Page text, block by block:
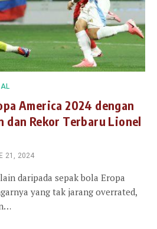
America 2024 dengan
dan Rekor Terbaru Lionel
21, 2024
daripada sepak bola Eropa
yang tak jarang overrated,